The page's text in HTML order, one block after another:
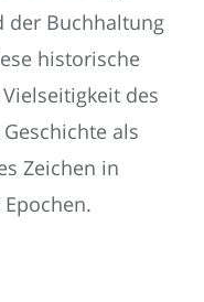
der Buchhaltung
historische
des
als
Zeichen in